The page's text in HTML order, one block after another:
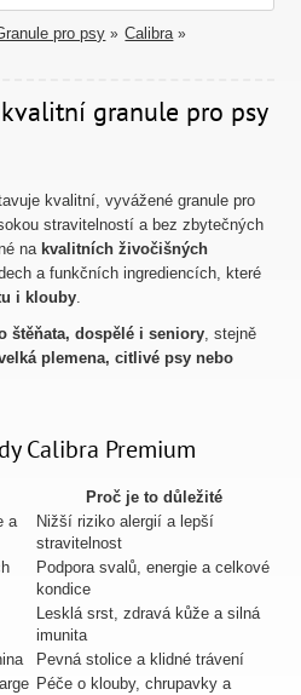
pro psy » Calibra »
granule pro psy
kvalitní, vyvážené granule pro
stravitelností a bez zbytečných
na kvalitních živočišných
a funkčních ingrediencích, které
i klouby.
štěňata, dospělé i seniory, stejně
plemena, citlivé psy nebo
Calibra Premium
Proč je to důležité
a
Nižší riziko alergií a lepší
stravitelnost
Podpora svalů, energie a celkové
kondice
Lesklá srst, zdravá kůže a silná
imunita
Pevná stolice a klidné trávení
Péče o klouby, chrupavky a